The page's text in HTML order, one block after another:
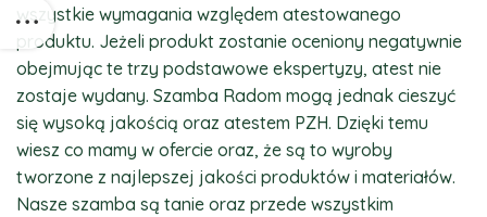
wszystkie wymagania względem atestowanego
produktu. Jeżeli produkt zostanie oceniony negatywnie
obejmując te trzy podstawowe ekspertyzy, atest nie
zostaje wydany. Szamba Radom mogą jednak cieszyć
się wysoką jakością oraz atestem PZH. Dzięki temu
wiesz co mamy w ofercie oraz, że są to wyroby
tworzone z najlepszej jakości produktów i materiałów.
Nasze szamba są tanie oraz przede wszystkim